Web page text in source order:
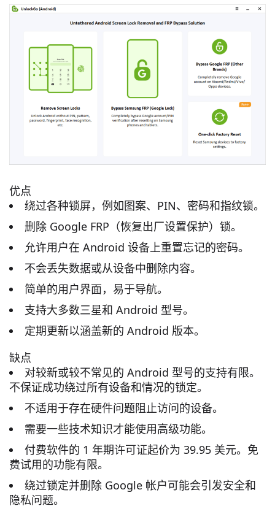
优点
绕过各种锁屏，例如图案、PIN、密码和指纹锁。
删除 Google FRP（恢复出厂设置保护）锁。
允许用户在 Android 设备上重置忘记的密码。
不会丢失数据或从设备中删除内容。
简单的用户界面，易于导航。
支持大多数三星和 Android 型号。
定期更新以涵盖新的 Android 版本。
缺点
对较新或较不常见的 Android 型号的支持有限。
不保证成功绕过所有设备和情况的锁定。
不适用于存在硬件问题阻止访问的设备。
需要一些技术知识才能使用高级功能。
付费软件的 1 年期许可证起价为 39.95 美元。免
费试用的功能有限。
绕过锁定并删除 Google 帐户可能会引发安全和
隐私问题。